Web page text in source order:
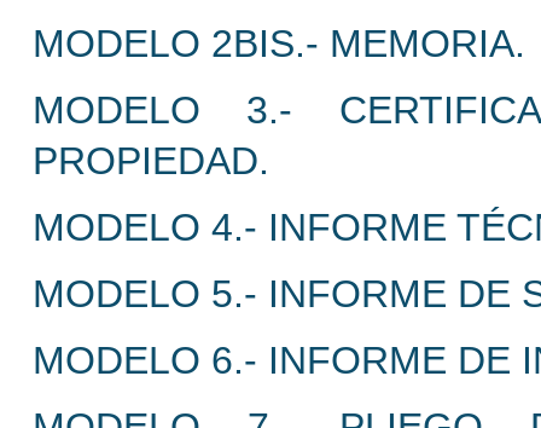
MODELO 2BIS.- MEMORIA.
MODELO 3.-
PROPIEDAD.
MODELO 4.- INFORME
MODELO 5.- INFORME DE
MODELO 6.- INFORME DE